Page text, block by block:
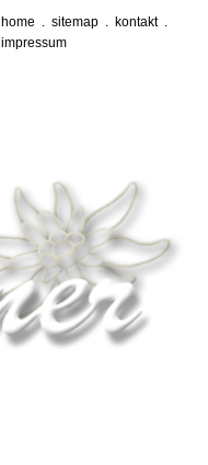
home .sitemap . kontakt.
impressum